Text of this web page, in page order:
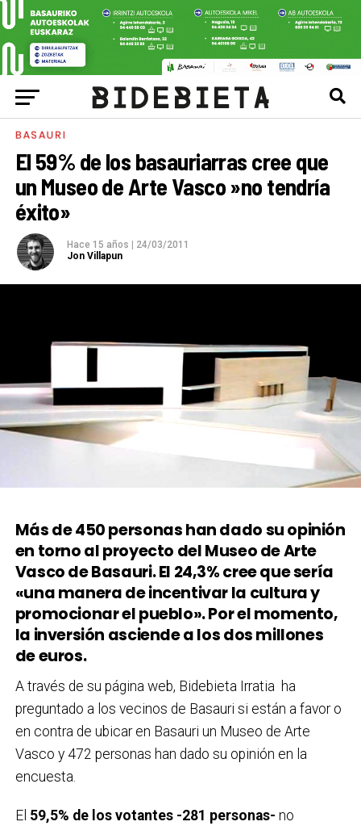
BASAURI
El 59% de los basauriarras cree que
un Museo de Arte Vasco »no tendría
éxito»
Hace 15 años
24/03/2011
Jon Villapun
Más de 450 personas han dado su opinión
en torno al proyecto del Museo de Arte
Vasco de Basauri. El 24,3% cree que sería
«una manera de incentivar la cultura y
promocionar el pueblo». Por el momento,
la inversión asciende a los dos millones
de euros.
A través de su página web, Bidebieta Irratia ha
preguntado a los vecinos de Basauri si están a favor o
en contra de ubicar en Basauri un Museo de Arte
Vasco y 472 personas han dado su opinión en la
encuesta.
El 59,5% de los votantes -281 personas- no